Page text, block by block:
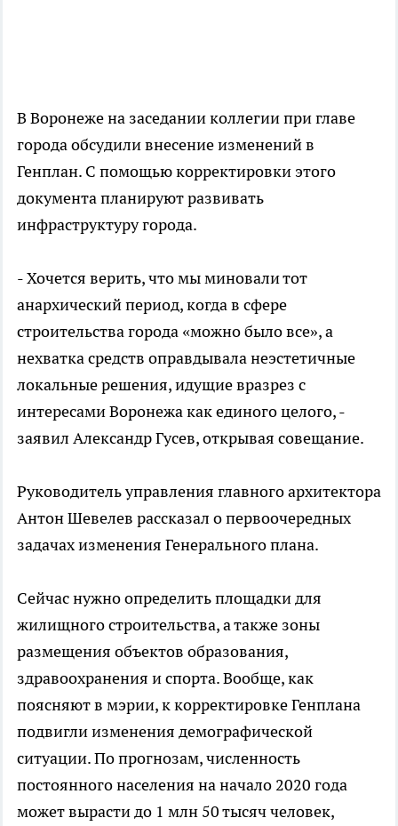
В Воронеже на заседании коллегии при главе
города обсудили внесение изменений в
Генплан. С помощью корректировки этого
документа планируют развивать
инфраструктуру города.
- Хочется верить, что мы миновали тот
анархический период, когда в сфере
строительства города «можно было все», а
нехватка средств оправдывала неэстетичные
локальные решения, идущие вразрез с
интересами Воронежа как единого целого, -
заявил Александр Гусев, открывая совещание.
Руководитель управления главного архитектора
Антон Шевелев рассказал о первоочередных
задачах изменения Генерального плана.
Сейчас нужно определить площадки для
жилищного строительства, а также зоны
размещения объектов образования,
здравоохранения и спорта. Вообще, как
поясняют в мэрии, к корректировке Генплана
подвигли изменения демографической
ситуации. По прогнозам, численность
постоянного населения на начало 2020 года
может вырасти до 1 млн 50 тысяч человек,